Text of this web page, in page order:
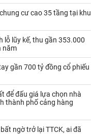
Mắc ca
Ngũ cốc
Phân bón
Sắt thép
cư cao 35 tầng tại khu
lỗ lũy kế, thu gần 353.000
năm
gần 700 tỷ đồng cổ phiếu
để đấu giá lựa chọn nhà
thành phố cảng hàng
ngờ trở lại TTCK, ai đã